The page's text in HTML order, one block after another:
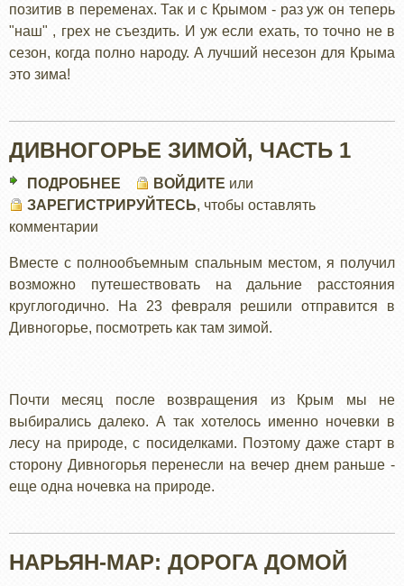
позитив в переменах. Так и с Крымом - раз уж он теперь
"наш" , грех не съездить. И уж если ехать, то точно не в
сезон, когда полно народу. А лучший несезон для Крыма
это зима!
ДИВНОГОРЬЕ ЗИМОЙ, ЧАСТЬ 1
ПОДРОБНЕЕ
ДИВНОГОРЬЕ
1
ВОЙДИТЕ или
ЗАРЕГИСТРИРУЙТЕСЬ, чтобы оставлять
комментарии
Вместе с полнообъемным спальным местом, я получил
возможно путешествовать на дальние расстояния
круглогодично. На 23 февраля решили отправится в
Дивногорье, посмотреть как там зимой.
Почти месяц после возвращения из Крым мы не
выбирались далеко. А так хотелось именно ночевки в
лесу на природе, с посиделками. Поэтому даже старт в
сторону Дивногорья перенесли на вечер днем раньше -
еще одна ночевка на природе.
НАРЬЯН-МАР: ДОРОГА ДОМОЙ